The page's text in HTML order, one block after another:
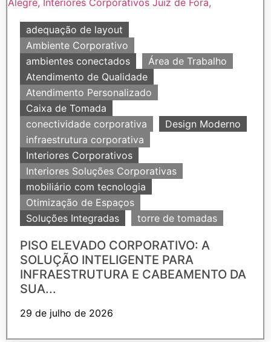
adequação de layout
Ambiente Corporativo
ambientes conectados
Área de Trabalho
Atendimento de Qualidade
Atendimento Personalizado
Caixa de Tomada
conectividade corporativa
Design Moderno
infraestrutura corporativa
Interiores Corporativos
Interiores Soluções Corporativas
mobiliário com tecnologia
Otimização de Espaços
Soluções Integradas
torre de tomadas
PISO ELEVADO CORPORATIVO: A
SOLUÇÃO INTELIGENTE PARA
INFRAESTRUTURA E CABEAMENTO DA
SUA...
29 de julho de 2026